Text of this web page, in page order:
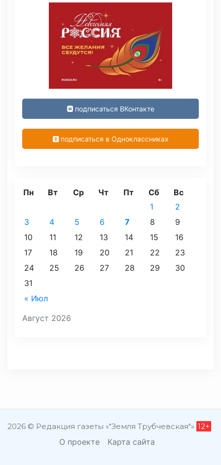
подписаться ВКонтакте
подписаться в Одноклассниках
Август 2026
Пн Вт Ср Чт Пт Сб Вс
« Июл
1
2
3
4 5 6 7 8
9
10
11 12 13 14 15
16
17
18 19 20 21 22
23
24
25 26 27 28 29
30
31
2026 © Редакция газеты «"Земля Трубчевская"» 12+
О проекте Карта сайта